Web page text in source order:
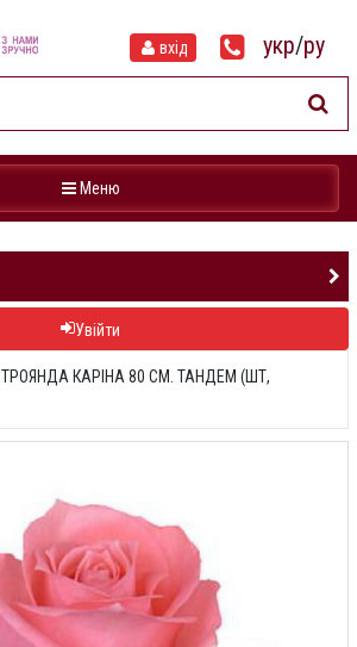
вхід укр/ру
Навігація
Меню
Увійти
ТРОЯНДА КАРІНА 80 СМ. ТАНДЕМ (ШТ,